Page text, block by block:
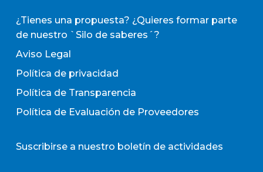
¿Tienes una propuesta? ¿Quieres formar parte
de nuestro `Silo de saberes´?
Aviso Legal
Política de privacidad
Política de Transparencia
Política de Evaluación de Proveedores
Suscribirse a nuestro boletín de actividades